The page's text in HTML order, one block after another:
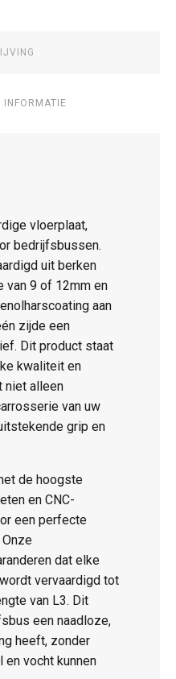
vloerplaat,
bedrijfsbussen.
uit berken
van 9 of 12mm en
aan
zijde een
Dit product staat
kwaliteit en
niet alleen
van uw
grip en
de hoogste
en CNC-
een perfecte
dat elke
vervaardigd tot
van L3. Dit
een naadloze,
heeft, zonder
en vocht kunnen